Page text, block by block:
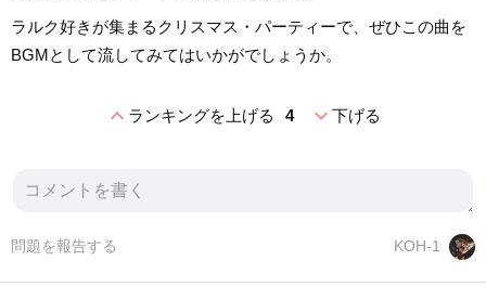
ラルク好きが集まるクリスマス・パーティーで、ぜひこの曲を
BGMとして流してみてはいかがでしょうか。
expand_lessランキングを上げる 4 expand_more下げる
KOH-1
問題を報告する